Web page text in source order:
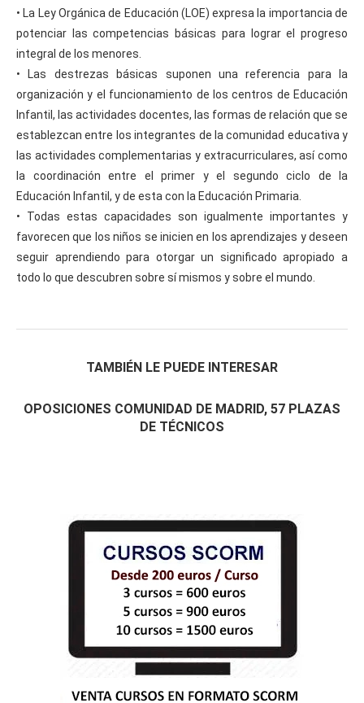
• La Ley Orgánica de Educación (LOE) expresa la importancia de
potenciar las competencias básicas para lograr el progreso
integral de los menores.
• Las destrezas básicas suponen una referencia para la
organización y el funcionamiento de los centros de Educación
Infantil, las actividades docentes, las formas de relación que se
establezcan entre los integrantes de la comunidad educativa y
las actividades complementarias y extracurriculares, así como
la coordinación entre el primer y el segundo ciclo de la
Educación Infantil, y de esta con la Educación Primaria.
• Todas estas capacidades son igualmente importantes y
favorecen que los niños se inicien en los aprendizajes y deseen
seguir aprendiendo para otorgar un significado apropiado a
todo lo que descubren sobre sí mismos y sobre el mundo.
TAMBIÉN LE PUEDE INTERESAR
OPOSICIONES COMUNIDAD DE MADRID, 57 PLAZAS
DE TÉCNICOS